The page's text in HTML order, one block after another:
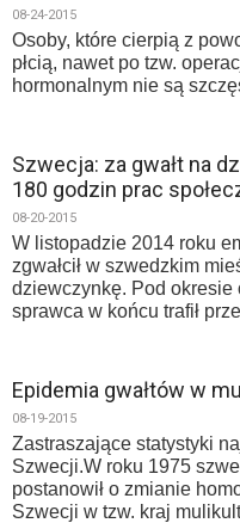
08-24-2015
Osoby, które cierpią z
płcią, nawet po tzw.
hormonalnym nie są
Szwecja: za gwałt na
180 godzin prac
08-20-2015
W listopadzie 2014 roku
zgwałcił w szwedzkim
dziewczynkę. Pod okresie
sprawca w końcu trafił
Epidemia gwałtów w
08-19-2015
Zastraszające statystyki
Szwecji.W roku 1975
postanowił o zmianie
Szwecji w tzw. kraj